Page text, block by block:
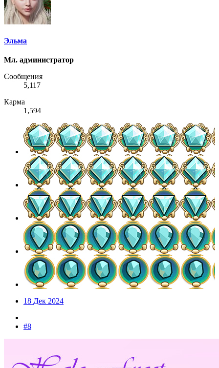
Эльма
Мл. администратор
Сообщения
5,117
Карма
1,594
18 Дек 2024
#8